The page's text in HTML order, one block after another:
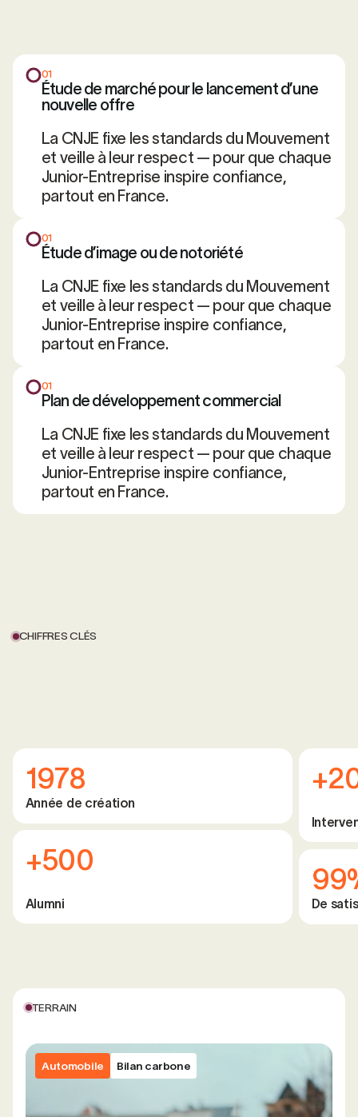
01
Étude de marché pour le lancement d’une
nouvelle offre
La CNJE fixe les standards du Mouvement
et veille à leur respect — pour que chaque
Junior-Entreprise inspire confiance,
partout en France.
01
Étude d’image ou de notoriété
La CNJE fixe les standards du Mouvement
et veille à leur respect — pour que chaque
Junior-Entreprise inspire confiance,
partout en France.
01
Plan de développement commercial
La CNJE fixe les standards du Mouvement
et veille à leur respect — pour que chaque
Junior-Entreprise inspire confiance,
partout en France.
CHIFFRES CLÉS
1978
Année de création
+500
Alumni De
TERRAIN
Automobile Bilan carbone